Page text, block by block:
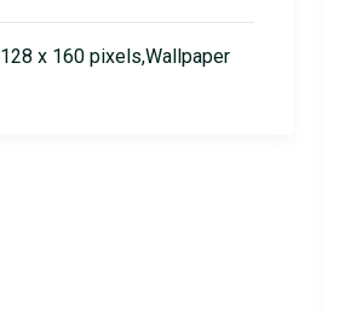
128 x 160 pixels,Wallpaper